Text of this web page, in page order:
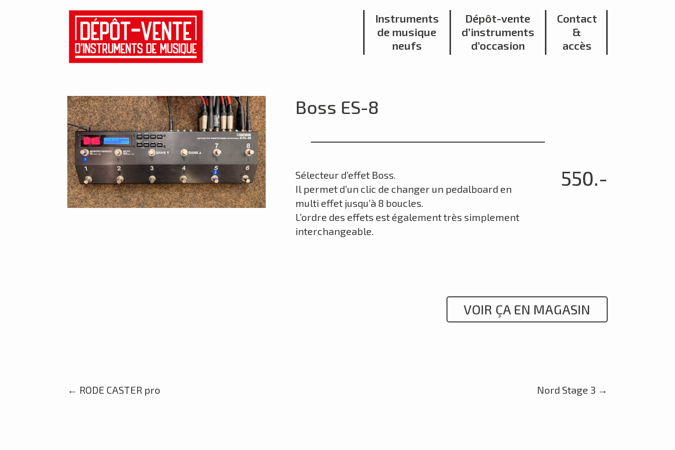
Instruments
de musique
neufs
Dépôt-vente
d’instruments
d’occasion
Contact
&
accès
Boss ES-8
Sélecteur d’effet Boss.
Il permet d’un clic de changer un pedalboard en
multi effet jusqu’à 8 boucles.
L’ordre des effets est également très simplement
interchangeable.
550.-
VOIR ÇA EN MAGASIN
← RODE CASTER pro Nord Stage 3 →